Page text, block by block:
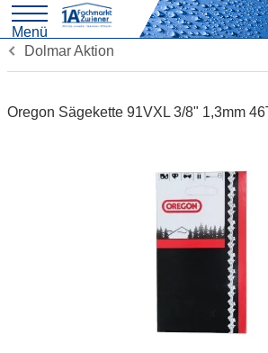
Menü
Dolmar Aktion
Oregon Sägekette 91VXL 3/8" 1,3mm